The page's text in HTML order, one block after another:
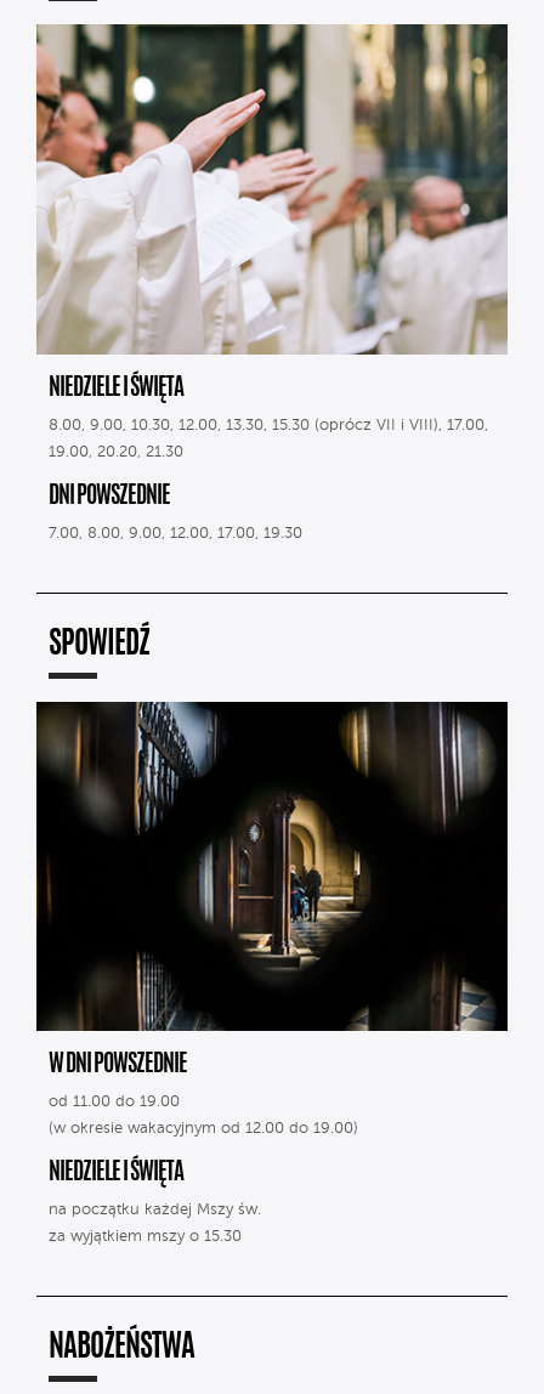
NIEDZIELE I ŚWIĘTA
8.00, 9.00, 10.30, 12.00, 13.30, 15.30 (oprócz VII i VIII), 17.00,
19.00, 20.20, 21.30
DNI POWSZEDNIE
7.00, 8.00, 9.00, 12.00, 17.00, 19.30
SPOWIEDŹ
W DNI POWSZEDNIE
od 11.00 do 19.00
(w okresie wakacyjnym od 12.00 do 19.00)
NIEDZIELE I ŚWIĘTA
na początku każdej Mszy św.
za wyjątkiem mszy o 15.30
NABOŻEŃSTWA